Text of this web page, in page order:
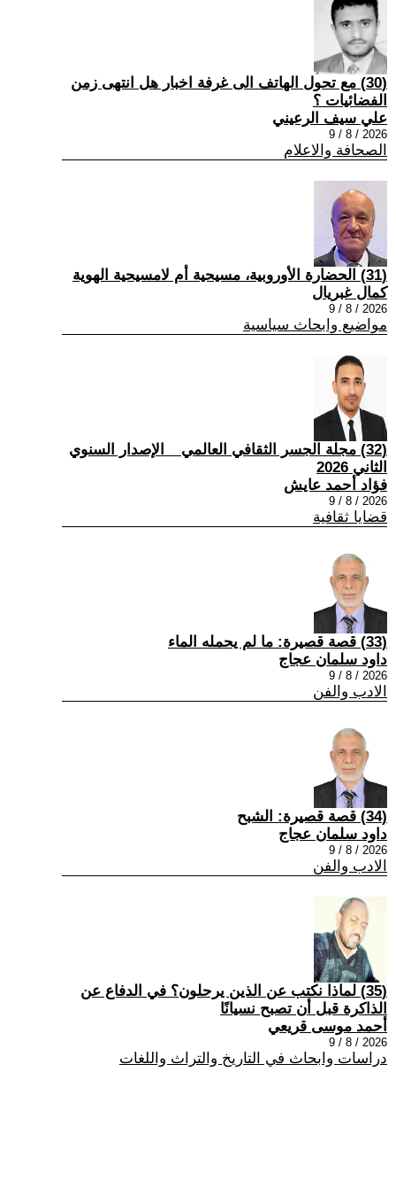
(30) مع تحول الهاتف الى غرفة اخبار هل انتهى زمن
الفضائيات ؟
علي سيف الرعيني
2026 / 8 / 9
الصحافة والاعلام
(31) الحضارة الأوروبية، مسيحية أم لامسيحية الهوية
كمال غبريال
2026 / 8 / 9
مواضيع وابحاث سياسية
(32) مجلة الجسر الثقافي العالمي _ الإصدار السنوي
الثاني 2026
فؤاد أحمد عايش
2026 / 8 / 9
قضايا ثقافية
(33) قصة قصيرة: ما لم يحمله الماء
داود سلمان عجاج
2026 / 8 / 9
الادب والفن
(34) قصة قصيرة: الشبح
داود سلمان عجاج
2026 / 8 / 9
الادب والفن
(35) لماذا نكتب عن الذين يرحلون؟ في الدفاع عن
الذاكرة قبل أن تصبح نسيانًا
أحمد موسى قريعي
2026 / 8 / 9
دراسات وابحاث في التاريخ والتراث واللغات